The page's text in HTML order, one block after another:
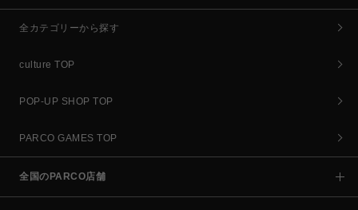
全カテゴリーから探す
culture TOP
POP-UP SHOP TOP
PARCO GAMES TOP
全国のPARCO店舗